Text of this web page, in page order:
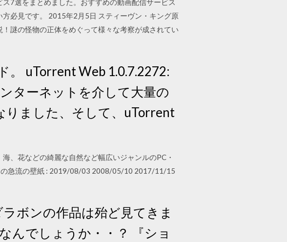
7選をまとめました。おすすめの動画配信サービス
必見です。 2015年2月5日 スティーヴン・キング原
謎の怪物の正体をめぐって様々な考察が成されてい
。 uTorrent Web 1.0.7.2272:
ターネットを介して大量の
りました、そして、uTorrent
、花などの綺麗な自然など幅広いジャンルのPC・
の急流の壁紙 : 2019/08/03 2008/05/10 2017/11/15
ボンの作品は殆ど見てきま
んでしょうか・・？ 『ショ